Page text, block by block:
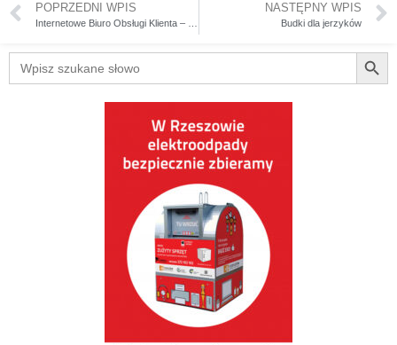
POPRZEDNI WPIS NASTĘPNY WPIS
Budki dla jerzyków
Search
for: